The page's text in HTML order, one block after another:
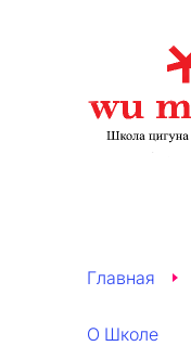
Главная
О Школе